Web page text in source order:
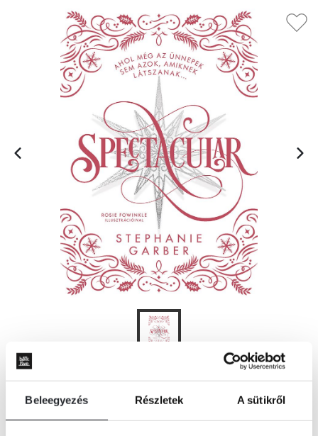
Beleegyezés Részletek A sütikről